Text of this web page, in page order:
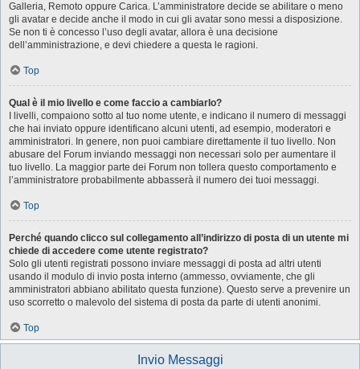
Galleria, Remoto oppure Carica. L’amministratore decide se abilitare o meno
gli avatar e decide anche il modo in cui gli avatar sono messi a disposizione.
Se non ti è concesso l’uso degli avatar, allora è una decisione
dell’amministrazione, e devi chiedere a questa le ragioni.
Top
Qual è il mio livello e come faccio a cambiarlo?
I livelli, compaiono sotto al tuo nome utente, e indicano il numero di messaggi
che hai inviato oppure identificano alcuni utenti, ad esempio, moderatori e
amministratori. In genere, non puoi cambiare direttamente il tuo livello. Non
abusare del Forum inviando messaggi non necessari solo per aumentare il
tuo livello. La maggior parte dei Forum non tollera questo comportamento e
l’amministratore probabilmente abbasserà il numero dei tuoi messaggi.
Top
Perché quando clicco sul collegamento all’indirizzo di posta di un utente mi
chiede di accedere come utente registrato?
Solo gli utenti registrati possono inviare messaggi di posta ad altri utenti
usando il modulo di invio posta interno (ammesso, ovviamente, che gli
amministratori abbiano abilitato questa funzione). Questo serve a prevenire un
uso scorretto o malevolo del sistema di posta da parte di utenti anonimi.
Top
Invio Messaggi